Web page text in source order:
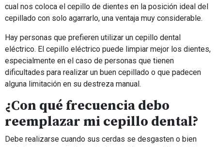
cual nos coloca el cepillo de dientes en la posición ideal del
cepillado con solo agarrarlo, una ventaja muy considerable.
Hay personas que prefieren utilizar un cepillo dental
eléctrico. El cepillo eléctrico puede limpiar mejor los dientes,
especialmente en el caso de personas que tienen
dificultades para realizar un buen cepillado o que padecen
alguna limitación en su destreza manual.
¿Con qué frecuencia debo
reemplazar mi cepillo dental?
Debe realizarse cuando sus cerdas se desgasten o bien